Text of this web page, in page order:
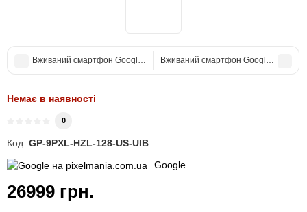
Вживаний смартфон Google Pixel 8 Pro 128Gb Obsidian US
Вживаний смартфон Google Pixel 6
Немає в наявності
0
Код: GP-9PXL-HZL-128-US-UIB
Google
26999 грн.